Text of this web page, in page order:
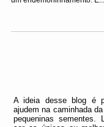
um endemoninhamento. É...